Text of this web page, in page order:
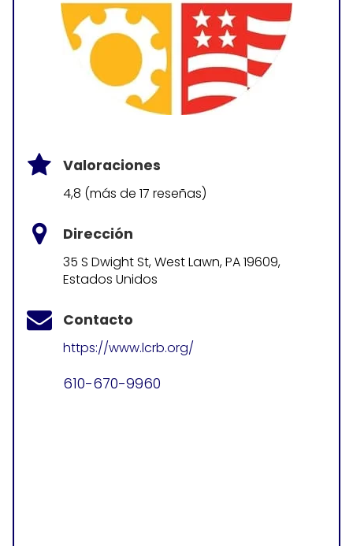
Valoraciones
4,8 (más de 17 reseñas)
Dirección
35 S Dwight St, West Lawn, PA 19609,
Estados Unidos
Contacto
https://www.lcrb.org/
610-670-9960